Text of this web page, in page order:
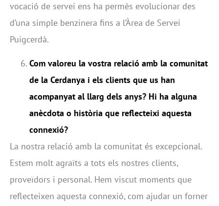
vocació de servei ens ha permès evolucionar des
d’una simple benzinera fins a l’Àrea de Servei
Puigcerdà.
Com valoreu la vostra relació amb la comunitat
de la Cerdanya i els clients que us han
acompanyat al llarg dels anys? Hi ha alguna
anècdota o història que reflecteixi aquesta
connexió?
La nostra relació amb la comunitat és excepcional.
Estem molt agraïts a tots els nostres clients,
proveïdors i personal. Hem viscut moments que
reflecteixen aquesta connexió, com ajudar un forner